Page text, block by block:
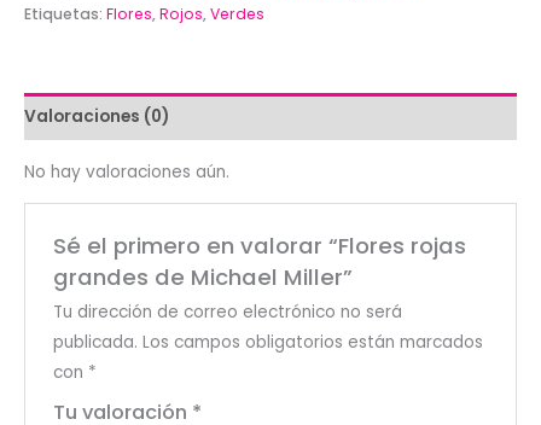
Michael
Etiquetas: Flores,Rojos,Verdes
Valoraciones (0)
No hay valoraciones aún.
Sé el primero en valorar “Flores rojas
grandes de Michael Miller”
Tu dirección de correo electrónico no será
publicada. Los campos obligatorios están marcados
con *
Tu valoración *